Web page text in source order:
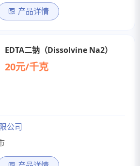
产品详情
EDTA二钠（Dissolvine Na2）
20元/千克
公司